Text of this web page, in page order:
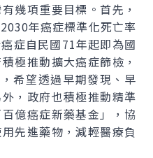
幾項重要目標。首先，
年癌症標準化死亡率
症自民國71年起即為國
極推動擴大癌症篩檢，
希望透過早期發現、早
，政府也積極推動精準
億癌症新藥基金」，協
先進藥物，減輕醫療負